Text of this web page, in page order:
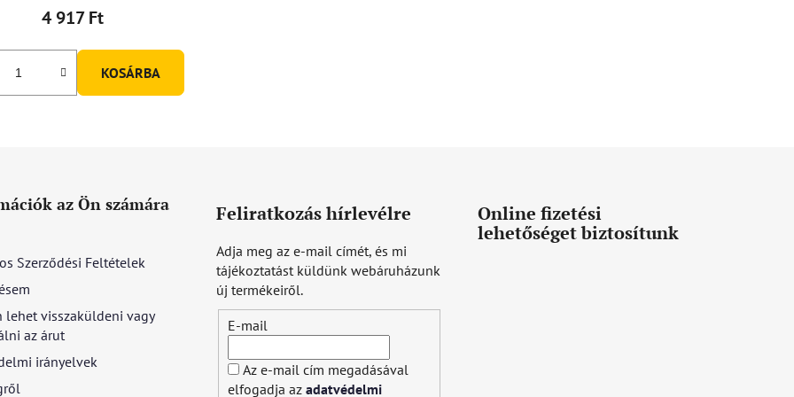
4 917 Ft
KOSÁRBA
az Ön számára
Szerződési Feltételek
lehet visszaküldeni vagy
az árut
irányelvek
Feliratkozás hírlevélre
Adja meg az e-mail címét, és mi
tájékoztatást küldünk webáruházunk
új termékeiről.
E-mail
Az e-mail cím megadásával
elfogadja az adatvédelmi
Online fizetési
lehetőséget biztosítunk